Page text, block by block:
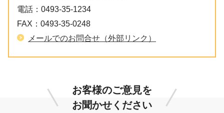
電話： 0493-35-1234
FAX： 0493-35-0248
メールでのお問合せ（外部リンク）
お客様のご意見を
お聞かせください